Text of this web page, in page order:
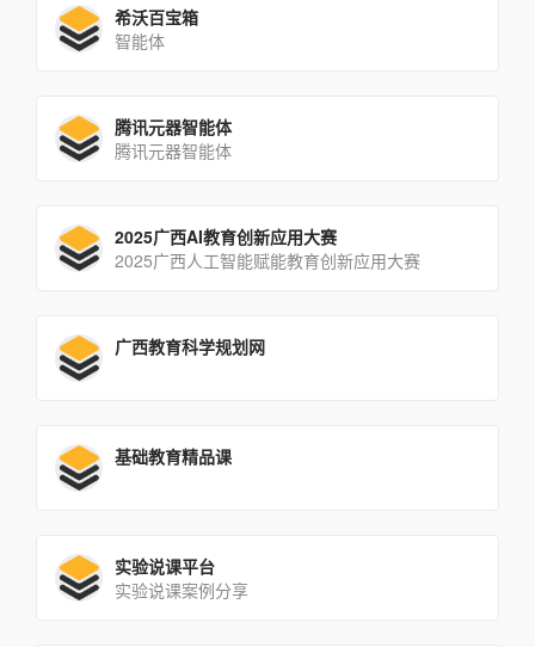
希沃百宝箱
智能体
腾讯元器智能体
腾讯元器智能体
2025广西AI教育创新应用大赛
2025广西人工智能赋能教育创新应用大赛
广西教育科学规划网
基础教育精品课
实验说课平台
实验说课案例分享